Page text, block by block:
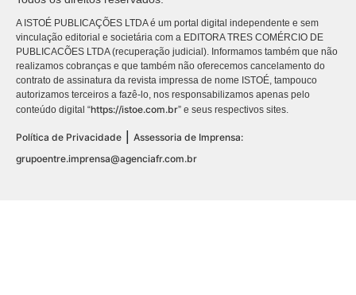
A ISTOÉ PUBLICAÇÕES LTDA é um portal digital independente e sem
vinculação editorial e societária com a EDITORA TRES COMÉRCIO DE
PUBLICACÕES LTDA (recuperação judicial). Informamos também que não
realizamos cobranças e que também não oferecemos cancelamento do
contrato de assinatura da revista impressa de nome ISTOÉ, tampouco
autorizamos terceiros a fazê-lo, nos responsabilizamos apenas pelo
conteúdo digital “https://istoe.com.br” e seus respectivos sites.
Política de Privacidade
Assessoria de Imprensa:
grupoentre.imprensa@agenciafr.com.br